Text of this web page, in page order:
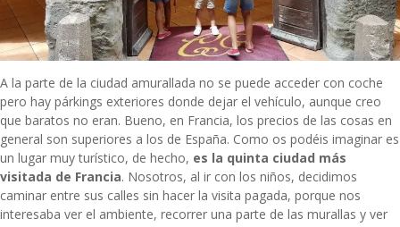
A la parte de la ciudad amurallada no se puede acceder con coche
pero hay párkings exteriores donde dejar el vehículo, aunque creo
que baratos no eran. Bueno, en Francia, los precios de las cosas en
general son superiores a los de España. Como os podéis imaginar es
un lugar muy turístico, de hecho, es la quinta ciudad más
visitada de Francia. Nosotros, al ir con los niños, decidimos
caminar entre sus calles sin hacer la visita pagada, porque nos
interesaba ver el ambiente, recorrer una parte de las murallas y ver